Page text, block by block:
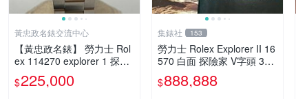
黃忠政名錶交流中心
【黃忠政名錶】 勞力士 Rol
ex 114270 explorer 1 探險
家一號 36mm cal3130 F字
序號 品相95新 附原廠2005
$225,000
集錶社 153
勞力士 Rolex Explorer II 16
570 白面 探險家 V字頭 318
6 [交流]
$888,888